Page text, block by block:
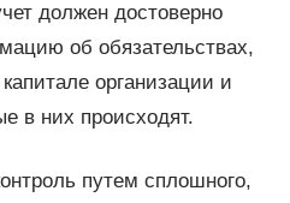
должен достоверно
об обязательствах,
организации и
в них происходят.
путем сплошного,